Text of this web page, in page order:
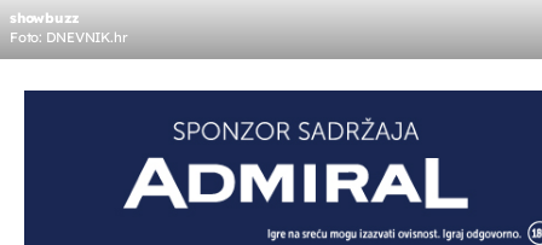
showbuzz
Foto: DNEVNIK.hr